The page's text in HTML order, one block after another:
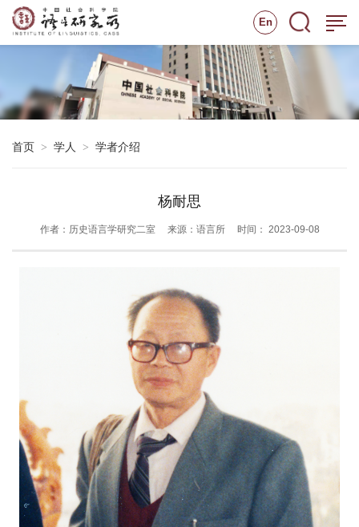
En
首页 > 学人 > 学者介绍
杨耐思
作者：历史语言学研究二室 来源：语言所 时间： 2023-09-08